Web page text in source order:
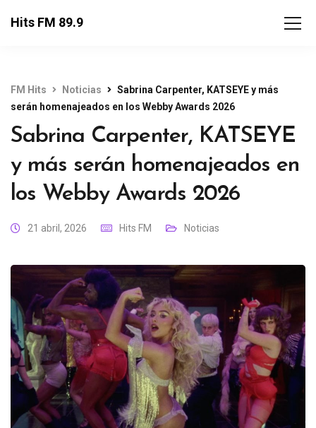
Hits FM 89.9
FM Hits Noticias
Sabrina Carpenter, KATSEYE y más
serán homenajeados en los Webby Awards 2026
Sabrina Carpenter, KATSEYE
y más serán homenajeados en
los Webby Awards 2026
21 abril, 2026 Hits FM Noticias